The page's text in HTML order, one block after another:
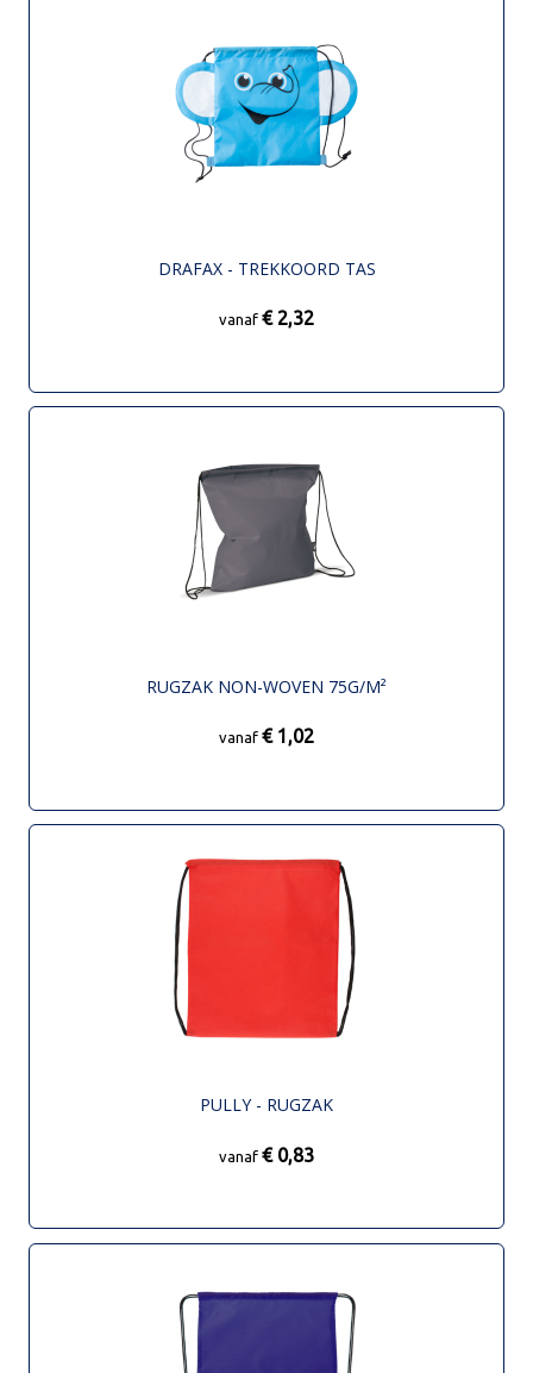
DRAFAX - TREKKOORD TAS
vanaf € 2,32
RUGZAK NON-WOVEN 75G/M²
vanaf € 1,02
PULLY - RUGZAK
vanaf € 0,83